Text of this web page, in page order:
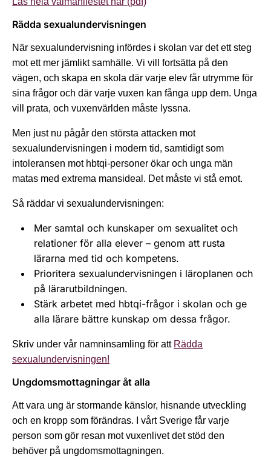
Rädda sexualundervisningen
När sexualundervisning infördes i skolan var det ett steg
mot ett mer jämlikt samhälle. Vi vill fortsätta på den
vägen, och skapa en skola där varje elev får utrymme för
sina frågor och där varje vuxen kan fånga upp dem. Unga
vill prata, och vuxenvärlden måste lyssna.
Men just nu pågår den största attacken mot
sexualundervisningen i modern tid, samtidigt som
intoleransen mot hbtqi-personer ökar och unga män
matas med extrema mansideal. Det måste vi stå emot.
Så räddar vi sexualundervisningen:
Mer samtal och kunskaper om sexualitet och
relationer för alla elever – genom att rusta
lärarna med tid och kompetens.
Prioritera sexualundervisningen i läroplanen och
på lärarutbildningen.
Stärk arbetet med hbtqi-frågor i skolan och ge
alla lärare bättre kunskap om dessa frågor.
Skriv under vår namninsamling för att Rädda
sexualundervisningen!
Ungdomsmottagningar åt alla
Att vara ung är stormande känslor, hisnande utveckling
och en kropp som förändras. I vårt Sverige får varje
person som gör resan mot vuxenlivet det stöd den
behöver på ungdomsmottagningen.